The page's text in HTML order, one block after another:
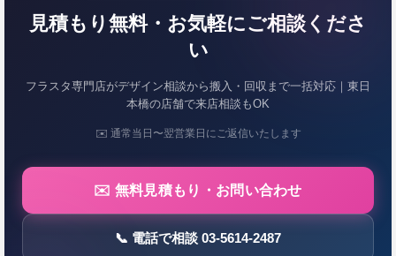
見積もり無料・お気軽にご相談くださ
い
フラスタ専門店がデザイン相談から搬入・回収まで一括対応｜東日
本橋の店舗で来店相談もOK
✉️ 通常当日〜翌営業日にご返信いたします
✉️ 無料見積もり・お問い合わせ
📞 電話で相談 03-5614-2487